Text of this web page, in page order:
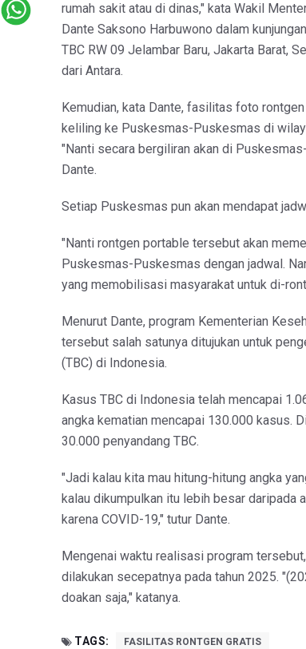
rumah sakit atau di dinas," kata Wakil
Dante Saksono Harbuwono dalam
TBC RW 09 Jelambar Baru, Jakarta Barat,
dari Antara.
Kemudian, kata Dante, fasilitas foto
keliling ke Puskesmas-Puskesmas di
"Nanti secara bergiliran akan di
Dante.
Setiap Puskesmas pun akan mendapat
"Nanti rontgen portable tersebut akan
Puskesmas-Puskesmas dengan jadwal.
yang memobilisasi masyarakat untuk di-
Menurut Dante, program Kementerian
tersebut salah satunya ditujukan untuk
(TBC) di Indonesia.
Kasus TBC di Indonesia telah mencapai
angka kematian mencapai 130.000 kasus.
30.000 penyandang TBC.
"Jadi kalau kita mau hitung-hitung angka
kalau dikumpulkan itu lebih besar daripada
karena COVID-19," tutur Dante.
Mengenai waktu realisasi program
dilakukan secepatnya pada tahun 2025.
doakan saja," katanya.
TAGS: FASILITAS RONTGEN GRATIS